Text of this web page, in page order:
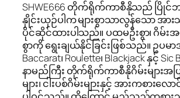
SHWE666 တိုက်ရိုက်ကာစီနိုသည် ပြိုင်ဘ
နှိုင်းယှဉ်ပါက များစွာသာလွန်သော အားသ
ပိုင်ဆိုင်ထားပါသည်။ ပထမဦးစွာ၊ ဂိမ်းအမ
စွာကို ရွေးချယ်နိုင်ခြင်းဖြစ်သည်။ ဥပမာအ
Baccarat၊ Roulette၊ Blackjack နှင့်
နာမည်ကြီး တိုက်ရိုက်ကာစီနိုဂိမ်းများအပ
များ၊ ငါးပစ်ဂိမ်းများနှင့် အားကစားလော